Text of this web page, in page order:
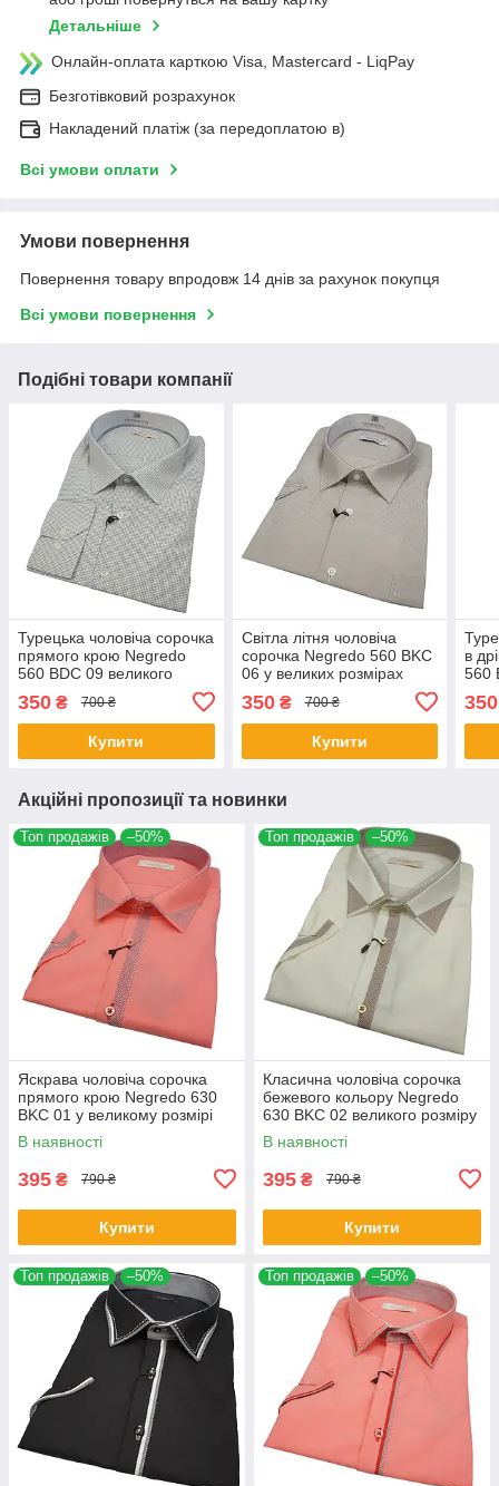
Детальніше
Онлайн-оплата карткою Visa, Mastercard - LiqPay
Безготівковий розрахунок
Накладений платіж (за передоплатою в)
Всі умови оплати
Умови повернення
Повернення товару впродовж 14 днів за рахунок покупця
Всі умови повернення
Подібні товари компанії
Турецька чоловіча сорочка
прямого крою Negredo
560 BDC 09 великого
350 ₴ 700 ₴
Купити
Світла літня чоловіча
сорочка Negredo 560 BKC
06 у великих розмірах
350₴ 700 ₴
Купити
в
560
350
Акційні пропозиції та новинки
Топ продажів –50%
Яскрава чоловіча сорочка
прямого крою Negredo 630
BKC 01 у великому розмірі
В наявності
395 ₴ 790 ₴
Купити
Топ продажів –50%
Класична чоловіча сорочка
бежевого кольору Negredo
630 BKC 02 великого розміру
В наявності
395 ₴ 790 ₴
Купити
Топ продажів –50% Топ продажів –50%